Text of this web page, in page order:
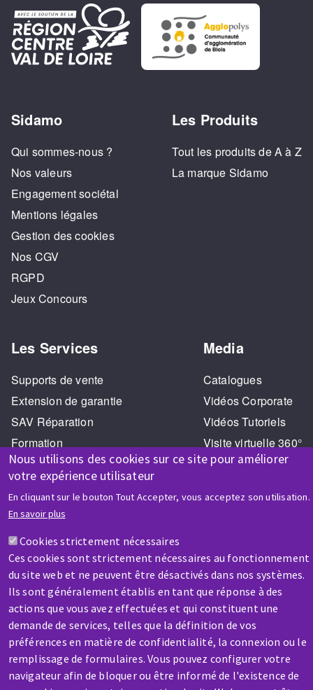
Nous utilisons des cookies sur ce site pour améliorer
votre expérience utilisateur
En cliquant sur le bouton Tout Accepter, vous acceptez son utilisation.
En savoir plus
Cookies strictement nécessaires
Ces cookies sont strictement nécessaires au fonctionnement
du site web et ne peuvent être désactivés dans nos systèmes.
Ils sont généralement établis en tant que réponse à des
actions que vous avez effectuées et qui constituent une
demande de services, telles que la définition de vos
préférences en matière de confidentialité, la connexion ou le
remplissage de formulaires. Vous pouvez configurer votre
navigateur afin de bloquer ou être informé de l'existence de
Sidamo
Qui sommes-nous ?
Nos valeurs
Engagement sociétal
Mentions légales
Gestion des cookies
Nos CGV
RGPD
Jeux Concours
Les Produits
Tout les produits de A à Z
La marque Sidamo
Les Services
Supports de vente
Extension de garantie
SAV Réparation
Formation
Media
Catalogues
Vidéos Corporate
Vidéos Tutoriels
Visite virtuelle 360°
AIDE & CONTACT
Une question ? Un renseignement ?
Contactez-nous